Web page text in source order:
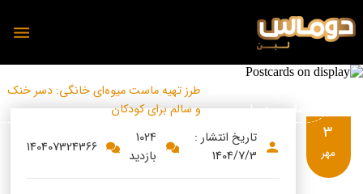
محصولات
تازه ها
دوماس
طرز تهیه ماست میوه‌ای خانگی: دسر خنک
و سالم برای کودکان
تاریخ انتشار :
1404/7/3
1024
بازدید
140407324366
3
مهر